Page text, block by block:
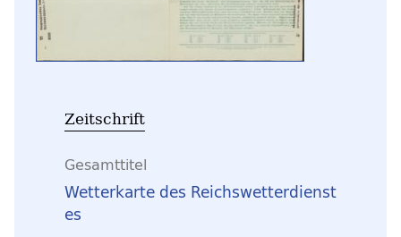
Zeitschrift
Gesamttitel
Wetterkarte des Reichswetterdienst
es